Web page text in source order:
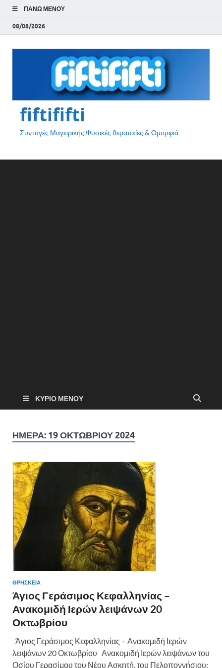
ΠΆΝΩ ΜΕΝΟΎ
08/08/2026
fiftififti
Συνταγές Μαγειρικής,Φυσικές θεραπείες & Ομορφιά
ΚΎΡΙΟ ΜΕΝΟΎ
ΗΜΈΡΑ: 19 ΟΚΤΩΒΡΊΟΥ 2024
ΘΡΗΣΚΕΙΑ
Άγιος Γεράσιμος Κεφαλληνίας –
Ανακομιδή Ιερών λειψάνων 20
Οκτωβρίου
Άγιος Γεράσιμος Κεφαλληνίας – Ανακομιδή Ιερών
λειψάνων 20 Οκτωβρίου Ανακομιδή Ιερών λειψάνων του
Οσίου Γερασίμου του Νέου Ασκητή, του Πελοποννήσιου: